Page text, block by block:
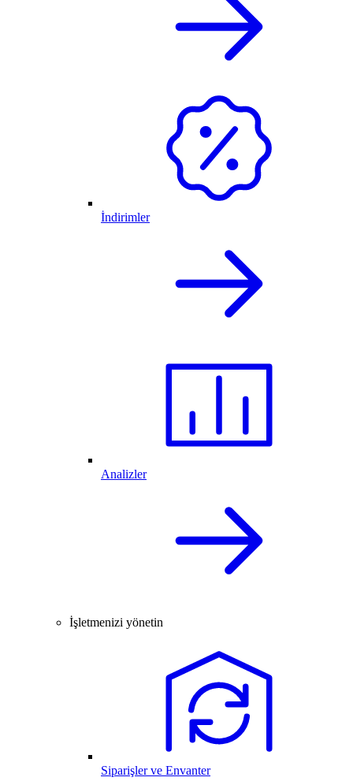
İndirimler
Analizler
İşletmenizi yönetin
Siparişler ve Envanter